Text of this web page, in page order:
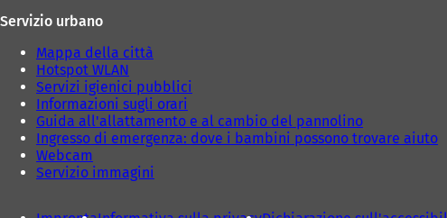
Servizio urbano
Mappa della città
Hotspot WLAN
Servizi igienici pubblici
Informazioni sugli orari
Guida all'allattamento e al cambio del pannolino
Ingresso di emergenza: dove i bambini possono trovare aiuto
Webcam
Servizio immagini